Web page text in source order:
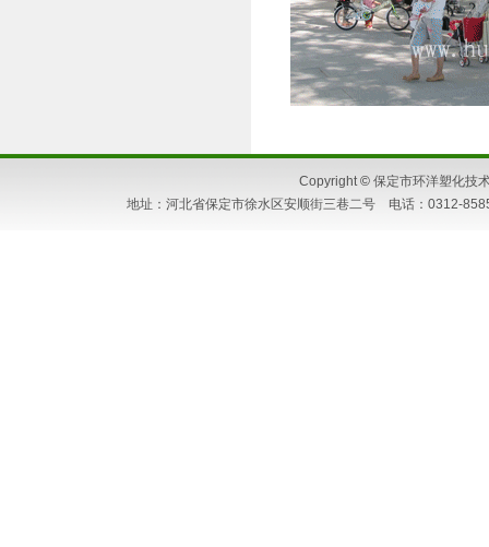
Copyright©保定市环洋塑化技
地址：河北省保定市徐水区安顺街三巷二号 电话：0312-